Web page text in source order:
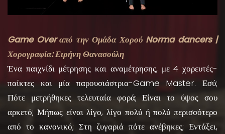
Game Over από την Ομάδα Χορού Norma dancers |
Χορογραφία: Ειρήνη Θανασούλη
Ένα παιχνίδι μέτρησης και αναμέτρησης, με 4 χορευτές-
παίκτες και μία παρουσιάστρια-Game Master. Εσύ;
Πότε μετρήθηκες τελευταία φορά; Είναι το ύψος σου
αρκετό; Μήπως είναι λίγο, λίγο πολύ ή πολύ περισσότερο
από το κανονικό; Στη ζυγαριά πότε ανέβηκες; Εντάξει,